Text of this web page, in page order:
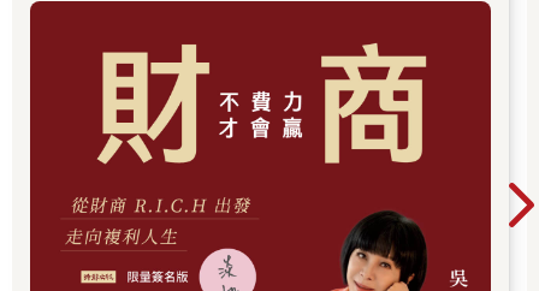
管理工作有事半功倍的效益。
例如在AI浪潮中，高成長的賽道包含提供算力的GPU、提高數據
傳輸頻寬和減低能耗的光通訊、數據中心電力供應設備、液冷散
熱、雲端運算數據中心算力服務以及AI應用軟體平台等，各個賽
道間有高度的關聯性。
例如輝達積極推動的共封裝光學（Co-Packaged Optics, CPO）
中，光通訊領域領先的Lumentum、Coherent都是其重要供應商，
數據中心散熱管理龍頭Vertiv是輝達提供AI工廠參考設計的合作夥
伴，雲端運算的Microsoft、Amazon、Alphabet（Google）、
Oracle（甲骨文）等都是輝達的大客戶，花費時間研究這些公司
的成果，彼此相互關聯性高，容易透過這些關聯性進行投資布